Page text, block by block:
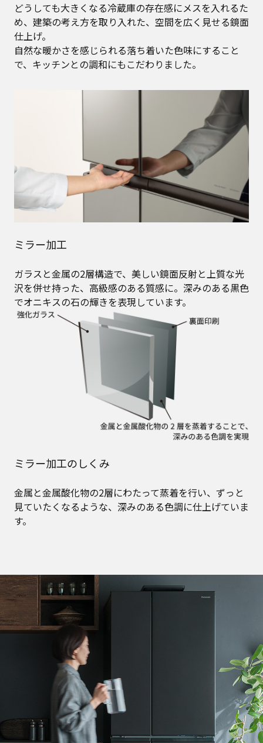
どうしても大きくなる冷蔵庫の存在感にメスを入れるた
め、建築の考え方を取り入れた、空間を広く見せる鏡面
仕上げ。
自然な暖かさを感じられる落ち着いた色味にすること
で、キッチンとの調和にもこだわりました。
ミラー加工
ガラスと金属の2層構造で、美しい鏡面反射と上質な光
沢を併せ持った、高級感のある質感に。深みのある黒色
でオニキスの石の輝きを表現しています。
ミラー加工のしくみ
金属と金属酸化物の2層にわたって蒸着を行い、ずっと
見ていたくなるような、深みのある色調に仕上げていま
す。